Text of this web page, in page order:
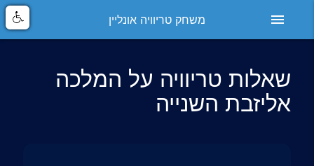
menu משחק טריוויה אונליין
שאלות טריוויה על המלכה
אליזבת השנייה